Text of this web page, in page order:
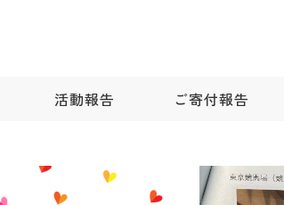
活動報告 ご寄付報告